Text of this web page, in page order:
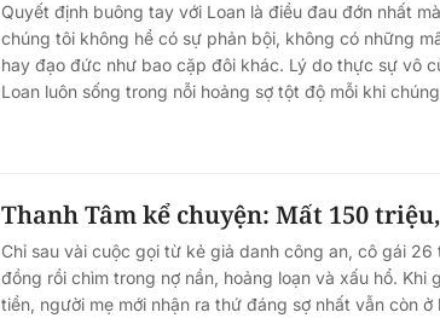
Quyết định buông tay với Loan là điều đau đớn nhất
chúng tôi không hề có sự phản bội, không có những
hay đạo đức như bao cặp đôi khác. Lý do thực sự vô
Loan luôn sống trong nỗi hoảng sợ tột độ mỗi khi
Thanh Tâm kể chuyện: Mất 150
Chỉ sau vài cuộc gọi từ kẻ giả danh công an, cô gái 26
đồng rồi chìm trong nợ nần, hoảng loạn và xấu hổ. Khi
tiền, người mẹ mới nhận ra thứ đáng sợ nhất vẫn còn